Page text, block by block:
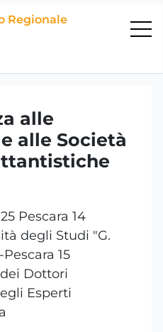
Regionale
alle
alle Società
Pescara 14
degli Studi "G.
15
Dottori
Esperti